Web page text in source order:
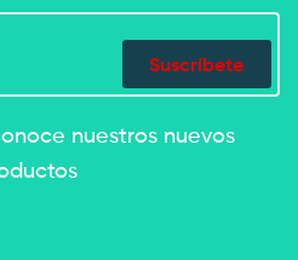
Suscríbete
nuestros nuevos